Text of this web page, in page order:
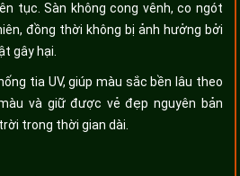
tục. Sàn không cong vênh, co ngót
đồng thời không bị ảnh hưởng bởi
gây hại.
tia UV, giúp màu sắc bền lâu theo
và giữ được vẻ đẹp nguyên bản
trong thời gian dài.